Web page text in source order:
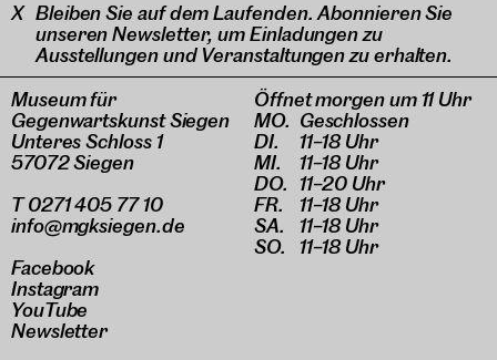
Museum für
Gegenwartskunst Siegen
Unteres Schloss 1
57072 Siegen
T 0271 405 77 10
info@mgksiegen.de
Facebook
Instagram
YouTube
Newsletter
Öffnet morgen um 11 Uhr
MO. Geschlossen
DI.
11–18 Uhr
MI.
11–18 Uhr
DO. 11–20 Uhr
FR.
11–18 Uhr
SA.
11–18 Uhr
SO.
11–18 Uhr
Bleiben Sie auf dem Laufenden. Abonnieren Sie
unseren Newsletter, um Einladungen zu
Ausstellungen und Veranstaltungen zu erhalten.